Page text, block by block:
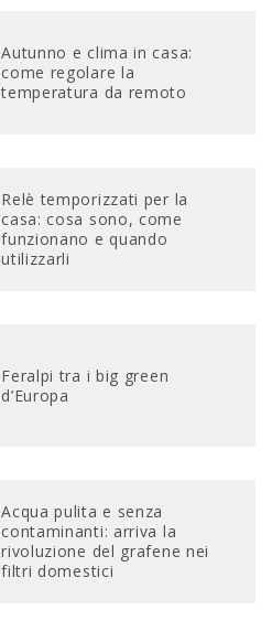
Autunno e clima in casa:
come regolare la
temperatura da remoto
Relè temporizzati per la
casa: cosa sono, come
funzionano e quando
utilizzarli
Feralpi tra i big green
d’Europa
Acqua pulita e senza
contaminanti: arriva la
rivoluzione del grafene nei
filtri domestici